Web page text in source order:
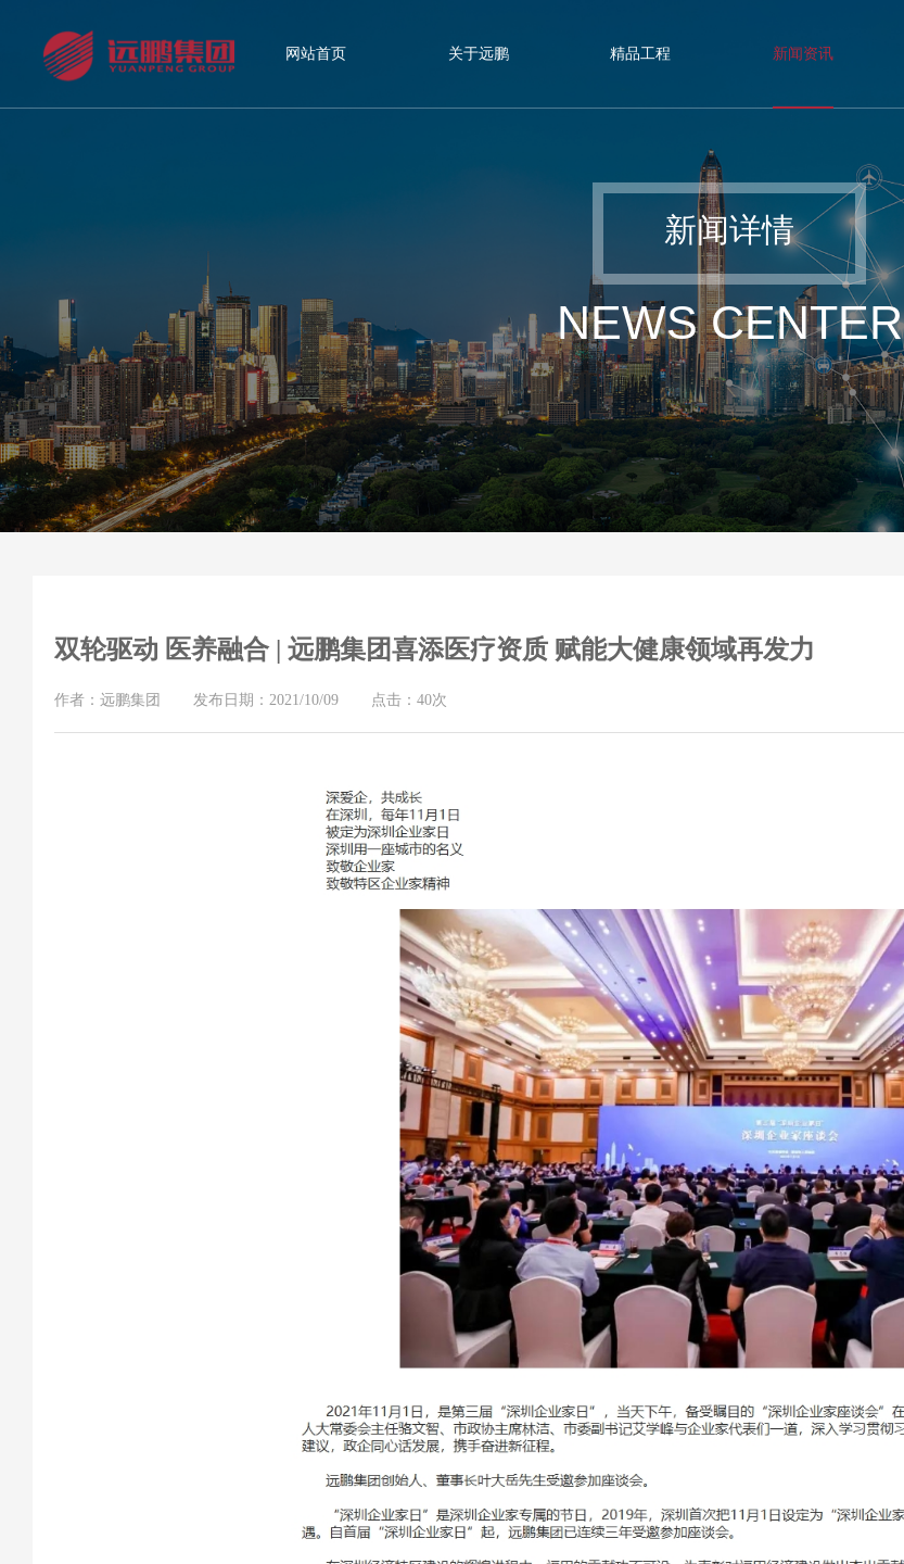
人力资源
联系我们
网站首页 关于远鹏 精品工程 新闻资讯
新闻详情
NEWS CENTER
双轮驱动 医养融合 | 远鹏集团喜添医疗资质 赋能大健康领域再发力
作者：远鹏集团 发布日期：2021/10/09 点击：40次